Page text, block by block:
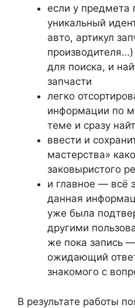
если у предмета
уникальный
авто, артикул
для поиска, и
запчасти
легко
информации по
теме и сразу
ввести и
мастерства»
заковыристого
и главное — всё
данная
уже была
другими
же пока запись
ожидающий
знакомого с
В результате работы